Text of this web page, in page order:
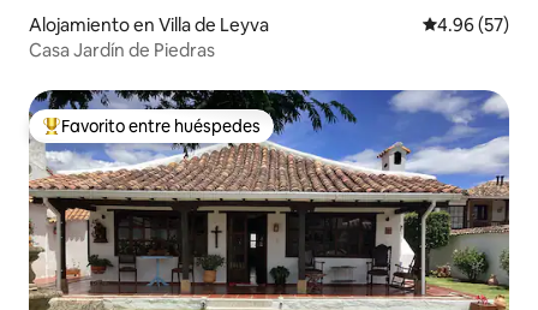
Alojamiento en Villa de Leyva Calificación
4.96 (57)
Casa Jardín de Piedras
Favorito entre huéspedes preferido
Favorito entre huéspedes